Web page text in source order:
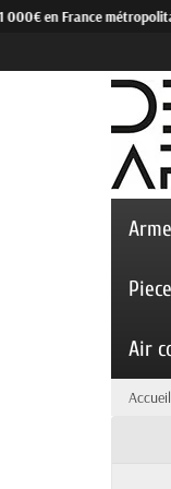
en France métropolitaine
Air
Accueil